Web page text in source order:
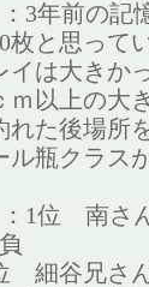
3年前の記
枚と思って
イは大きか
ｍ以上の大
れた後場所
ル瓶クラス
：1位 南さ
細谷兄さ